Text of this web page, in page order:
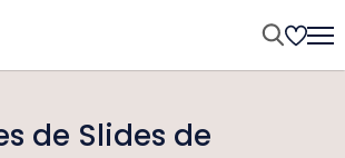
de Slides de